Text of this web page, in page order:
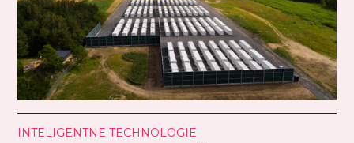
INTELIGENTNE TECHNOLOGIE